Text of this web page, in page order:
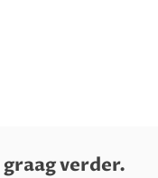
verder.